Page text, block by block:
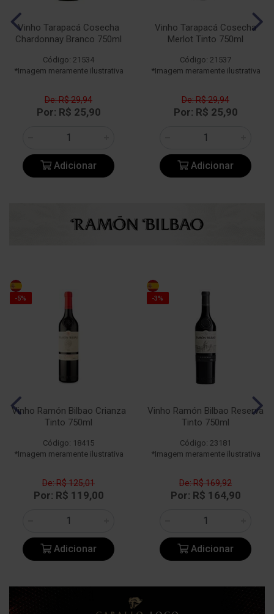
Vinho Tarapacá Cosecha
Chardonnay Branco 750ml
Código: 21534
*Imagem meramente ilustrativa
De: R$ 29,94
Por: R$ 25,90
Adicionar
Vinho Tarapacá Cosecha
Merlot Tinto 750ml
Código: 21537
*Imagem meramente ilustrativa
De: R$ 29,94
Por: R$ 25,90
Adicionar
-5%
Vinho Ramón Bilbao Crianza
Tinto 750ml
Código: 18415
*Imagem meramente ilustrativa
De: R$ 125,01
Por: R$ 119,00
Adicionar
-3%
Vinho Ramón Bilbao Reserva
Tinto 750ml
Código: 23181
*Imagem meramente ilustrativa
De: R$ 169,92
Por: R$ 164,90
Adicionar